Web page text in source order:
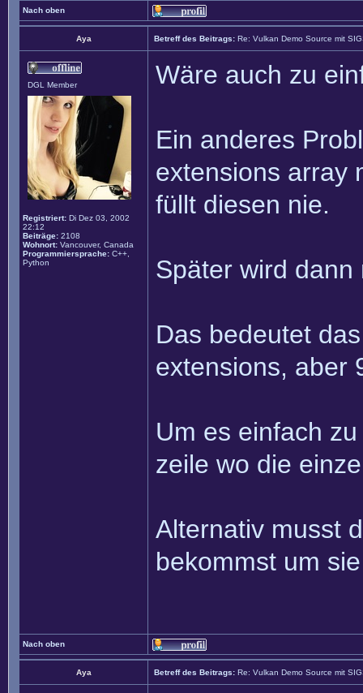
Nach oben
Aya Betreff des Beitrags: Re: Vulkan Demo Source mit
DGL Member
Registriert: Di Dez 03, 2002
22:12
Beiträge: 2108
Wohnort: Vancouver, Canada
Programmiersprache: C++,
Python
Wäre auch zu
Ein anderes
extensions array
füllt diesen nie.
Später wird
Das bedeutet
extensions, aber
Um es einfach
zeile wo die
Alternativ musst
bekommst um
Nach oben
Aya Betreff des Beitrags: Re: Vulkan Demo Source mit